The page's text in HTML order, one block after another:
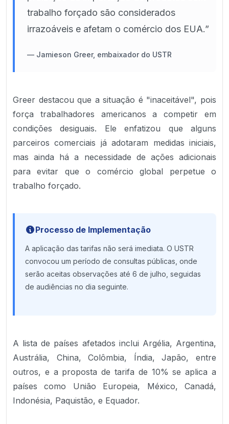
trabalho forçado são considerados
irrazoáveis e afetam o comércio dos EUA.”
— Jamieson Greer, embaixador do USTR
Greer destacou que a situação é "inaceitável", pois
força trabalhadores americanos a competir em
condições desiguais. Ele enfatizou que alguns
parceiros comerciais já adotaram medidas iniciais,
mas ainda há a necessidade de ações adicionais
para evitar que o comércio global perpetue o
trabalho forçado.
Processo de Implementação
A aplicação das tarifas não será imediata. O USTR
convocou um período de consultas públicas, onde
serão aceitas observações até 6 de julho, seguidas
de audiências no dia seguinte.
A lista de países afetados inclui Argélia, Argentina,
Austrália, China, Colômbia, Índia, Japão, entre
outros, e a proposta de tarifa de 10% se aplica a
países como União Europeia, México, Canadá,
Indonésia, Paquistão, e Equador.